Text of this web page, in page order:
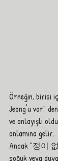
Örneğin, birisi
Jeong'u var"
ve anlayışlı
anlamına gelir.
Ancak "정이
soğuk veya